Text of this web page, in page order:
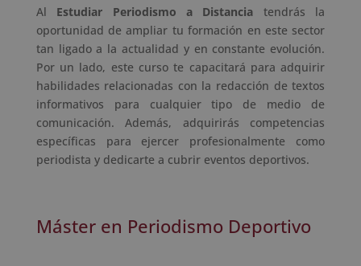
Al Estudiar Periodismo a Distancia tendrás la
oportunidad de ampliar tu formación en este sector
tan ligado a la actualidad y en constante evolución.
Por un lado, este curso te capacitará para adquirir
habilidades relacionadas con la redacción de textos
informativos para cualquier tipo de medio de
comunicación. Además, adquirirás competencias
específicas para ejercer profesionalmente como
periodista y dedicarte a cubrir eventos deportivos.
Máster en Periodismo Deportivo